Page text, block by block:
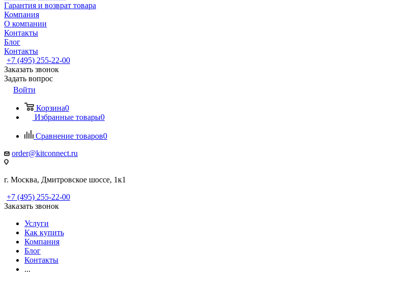
Гарантия и возврат товара
Компания
О компании
Контакты
Блог
Контакты
+7 (495) 255-22-00
Заказать звонок
Задать вопрос
Войти
Корзина0
Избранные товары0
Сравнение товаров0
order@kitconnect.ru
г. Москва, Дмитровское шоссе, 1к1
+7 (495) 255-22-00
Заказать звонок
Услуги
Как купить
Компания
Блог
Контакты
...